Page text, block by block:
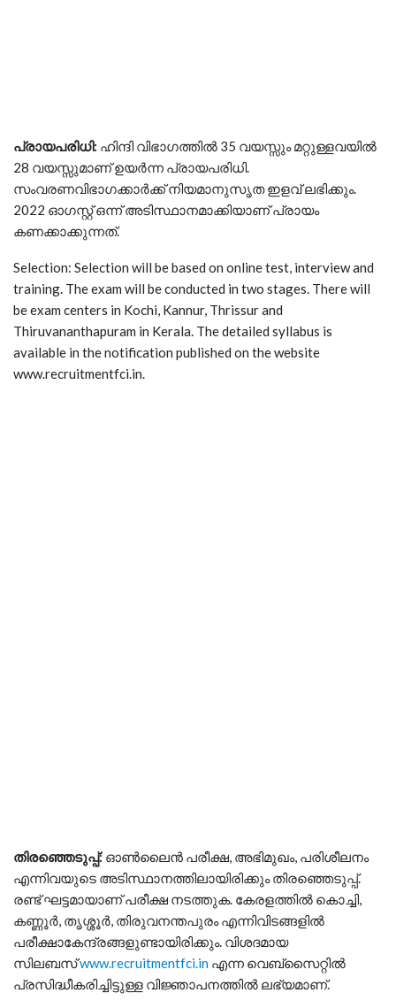
പ്രായപരിധി: ഹിന്ദി വിഭാഗത്തില്‍ 35 വയസ്സും മറ്റുള്ളവയില്‍
28 വയസ്സുമാണ് ഉയര്‍ന്ന പ്രായപരിധി.
സംവരണവിഭാഗക്കാര്‍ക്ക് നിയമാനുസൃത ഇളവ് ലഭിക്കും.
2022 ഓഗസ്റ്റ് ഒന്ന് അടിസ്ഥാനമാക്കിയാണ് പ്രായം
കണക്കാക്കുന്നത്.
Selection: Selection will be based on online test, interview and
training. The exam will be conducted in two stages. There will
be exam centers in Kochi, Kannur, Thrissur and
Thiruvananthapuram in Kerala. The detailed syllabus is
available in the notification published on the website
www.recruitmentfci.in.
തിരഞ്ഞെടുപ്പ്: ഓണ്‍ലൈന്‍ പരീക്ഷ, അഭിമുഖം, പരിശീലനം
എന്നിവയുടെ അടിസ്ഥാനത്തിലായിരിക്കും തിരഞ്ഞെടുപ്പ്.
രണ്ട് ഘട്ടമായാണ് പരീക്ഷ നടത്തുക. കേരളത്തില്‍ കൊച്ചി,
കണ്ണൂര്‍, തൃശ്ശൂര്‍, തിരുവനന്തപുരം എന്നിവിടങ്ങളില്‍
പരീക്ഷാകേന്ദ്രങ്ങളുണ്ടായിരിക്കും. വിശദമായ
സിലബസ്www.recruitmentfci.in എന്ന വെബ്സൈറ്റില്‍
പ്രസിദ്ധീകരിച്ചിട്ടുള്ള വിജ്ഞാപനത്തില്‍ ലഭ്യമാണ്.